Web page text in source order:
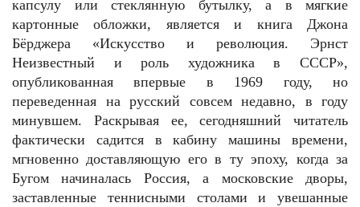
капсулу или стеклянную бутылку, а в мягкие
картонные обложки, является и книга Джона
Бёрджера «Искусство и революция. Эрнст
Неизвестный и роль художника в СССР»,
опубликованная впервые в 1969 году, но
переведенная на русский совсем недавно, в году
минувшем. Раскрывая ее, сегодняшний читатель
фактически садится в кабину машины времени,
мгновенно доставляющую его в ту эпоху, когда за
Бугом начиналась Россия, а московские дворы,
заставленные теннисными столами и увешанные